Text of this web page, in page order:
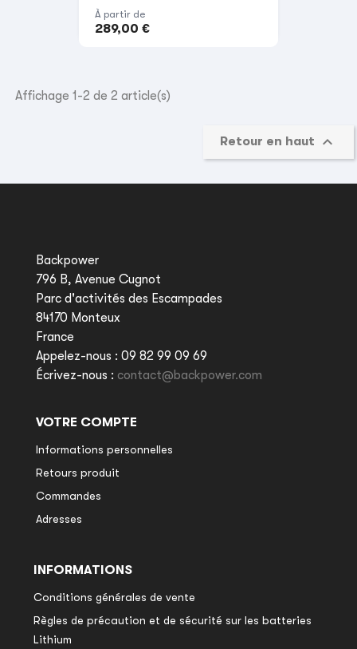
À partir de
289,00 €
Affichage 1-2 de 2 article(s)
Retour en haut 
Backpower
796 B, Avenue Cugnot
Parc d'activités des Escampades
84170 Monteux
France
Appelez-nous : 09 82 99 09 69
Écrivez-nous : contact@backpower.com
VOTRE COMPTE
Informations personnelles
Retours produit
Commandes
Adresses
INFORMATIONS
Conditions générales de vente
Règles de précaution et de sécurité sur les batteries
Lithium